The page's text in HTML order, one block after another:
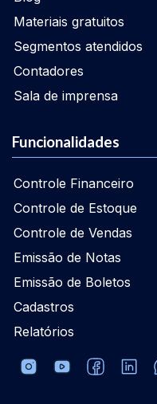
Materiais gratuitos
Segmentos atendidos
Contadores
Sala de imprensa
Funcionalidades
Controle Financeiro
Controle de Estoque
Controle de Vendas
Emissão de Notas
Emissão de Boletos
Cadastros
Relatórios